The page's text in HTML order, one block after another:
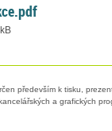
především k tisku,
a grafických